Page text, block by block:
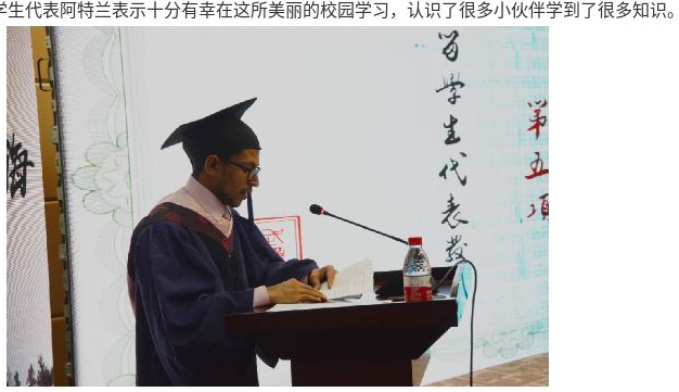
生代表阿特兰表示十分有幸在这所美丽的校园学习，认识了很多小伙伴学到了很多知识